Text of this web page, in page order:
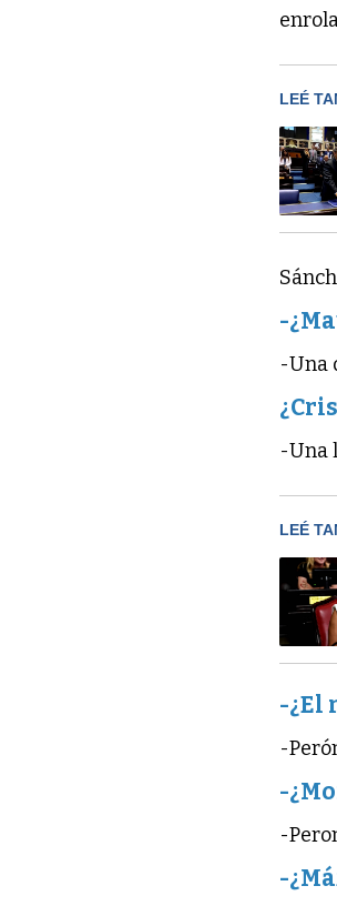
LEÉ
-
-Una
-Una
LEÉ
-¿El
-
-
-
-